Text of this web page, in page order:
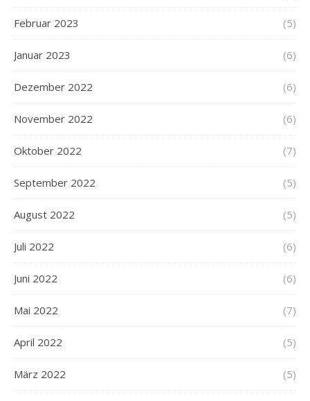
Februar 2023 (5)
Januar 2023 (6)
Dezember 2022 (6)
November 2022 (6)
Oktober 2022 (7)
September 2022 (5)
August 2022 (5)
Juli 2022 (6)
Juni 2022 (6)
Mai 2022 (7)
April 2022 (5)
März 2022 (5)